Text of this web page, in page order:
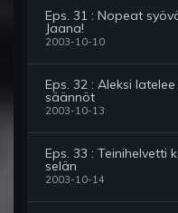
Eps. 31 : Nopeat
Jaana!
2003-10-10
Eps. 32 : Aleksi
säännöt
2003-10-13
Eps. 33 : Teinihelvetti
selän
2003-10-14